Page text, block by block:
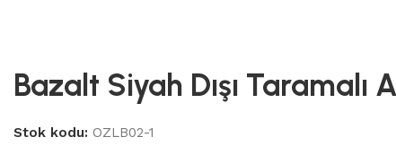
Bazalt Siyah Dışı
Stok kodu: OZLB02-1